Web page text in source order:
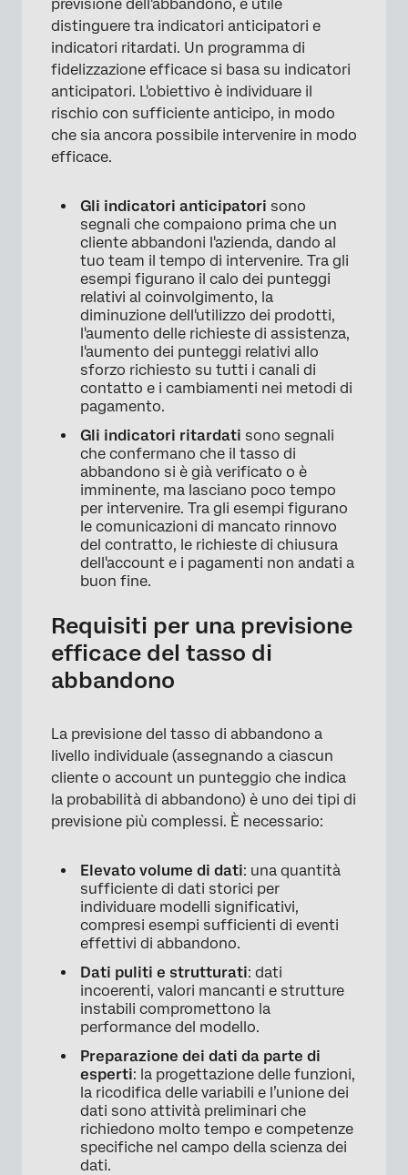
previsione dell'abbandono, è utile
distinguere tra indicatori anticipatori e
indicatori ritardati. Un programma di
fidelizzazione efficace si basa su indicatori
anticipatori. L'obiettivo è individuare il
rischio con sufficiente anticipo, in modo
che sia ancora possibile intervenire in modo
efficace.
Gli indicatori anticipatori sono
segnali che compaiono prima che un
cliente abbandoni l'azienda, dando al
tuo team il tempo di intervenire. Tra gli
esempi figurano il calo dei punteggi
relativi al coinvolgimento, la
diminuzione dell'utilizzo dei prodotti,
l'aumento delle richieste di assistenza,
l'aumento dei punteggi relativi allo
sforzo richiesto su tutti i canali di
contatto e i cambiamenti nei metodi di
pagamento.
Gli indicatori ritardati sono segnali
che confermano che il tasso di
abbandono si è già verificato o è
imminente, ma lasciano poco tempo
per intervenire. Tra gli esempi figurano
le comunicazioni di mancato rinnovo
del contratto, le richieste di chiusura
dell'account e i pagamenti non andati a
buon fine.
Requisiti per una previsione
efficace del tasso di
abbandono
La previsione del tasso di abbandono a
livello individuale (assegnando a ciascun
cliente o account un punteggio che indica
la probabilità di abbandono) è uno dei tipi di
previsione più complessi. È necessario:
Elevato volume di dati: una quantità
sufficiente di dati storici per
individuare modelli significativi,
compresi esempi sufficienti di eventi
effettivi di abbandono.
Dati puliti e strutturati: dati
incoerenti, valori mancanti e strutture
instabili compromettono la
performance del modello.
Preparazione dei dati da parte di
esperti: la progettazione delle funzioni,
la ricodifica delle variabili e l’unione dei
dati sono attività preliminari che
richiedono molto tempo e competenze
specifiche nel campo della scienza dei
dati.